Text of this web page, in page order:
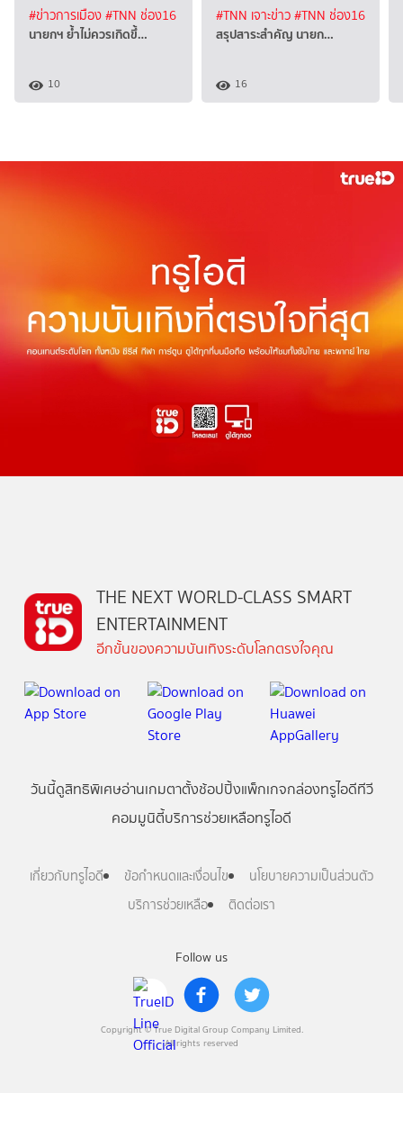
#ข่าวการเมือง#TNN ช่อง16
นายกฯ ย้ำไม่ควรเกิดขึ้…
10
#TNN เจาะข่าว#TNN ช่อง16
สรุปสาระสำคัญ นายก…
16
Follow us
Copyright © True Digital Group Company Limited.
All rights reserved
THE NEXT WORLD-CLASS SMART
ENTERTAINMENT
อีกขั้นของความบันเทิงระดับโลกตรงใจคุณ
วันนี้ดูสิทธิพิเศษอ่านเกมตาตั้งช้อปปิ้งแพ็กเกจกล่องทรูไอดีทีวี
คอมมูนิตี้บริการช่วยเหลือทรูไอดี
เกี่ยวกับทรูไอดี ข้อกำหนดและเงื่อนไข
นโยบายความเป็นส่วนตัว
บริการช่วยเหลือ
ติดต่อเรา